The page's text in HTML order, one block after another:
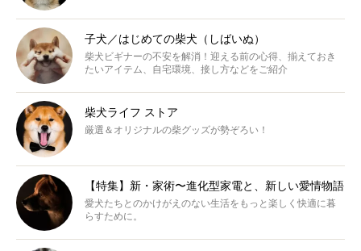
子犬／はじめての柴犬（しばいぬ）
柴犬ビギナーの不安を解消！迎える前の心得、揃えておき
たいアイテム、自宅環境、接し方などをご紹介
柴犬ライフ ストア
厳選＆オリジナルの柴グッズが勢ぞろい！
【特集】新・家術〜進化型家電と、新しい愛情物語
愛犬たちとのかけがえのない生活をもっと楽しく快適に暮
らすために。